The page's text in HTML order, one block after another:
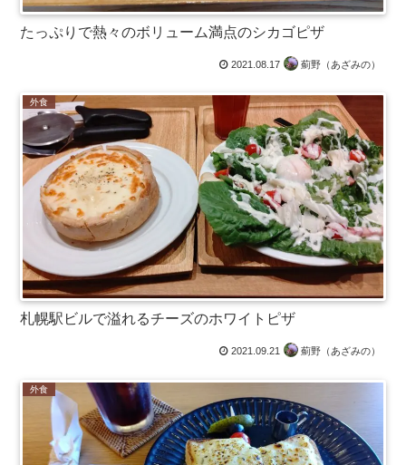
たっぷりで熱々のボリューム満点のシカゴピザ
2021.08.17 薊野（あざみの）
外食
札幌駅ビルで溢れるチーズのホワイトピザ
2021.09.21 薊野（あざみの）
外食